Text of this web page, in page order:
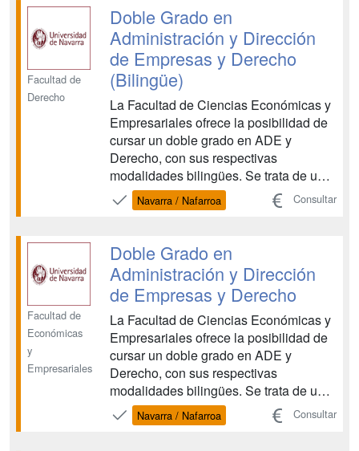
el ámbito global de la organización o en
cualquiera de sus área...
Facultad de
Derecho
Doble Grado en
Administración y Dirección
de Empresas y Derecho
(Bilingüe)
La Facultad de Ciencias Económicas y
Empresariales ofrece la posibilidad de
cursar un doble grado en ADE y
Derecho, con sus respectivas
modalidades bilingües. Se trata de un
programa que permite a los alumnos
finalizar sus estudios universitarios con
conocimientos adecuados para
desarrollar su futuro profesional ...
Navarra / Nafarroa Consultar
Facultad de
Económicas
y
Empresariales
Doble Grado en
Administración y Dirección
de Empresas y Derecho
La Facultad de Ciencias Económicas y
Empresariales ofrece la posibilidad de
cursar un doble grado en ADE y
Derecho, con sus respectivas
modalidades bilingües. Se trata de un
programa que permite a los alumnos
finalizar sus estudios universitarios con
Navarra / Nafarroa Consultar